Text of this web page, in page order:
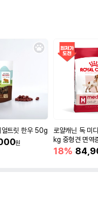
얼트릿 한우 50g
원
로얄캐닌 독 미
kg 중형견 면역
18%